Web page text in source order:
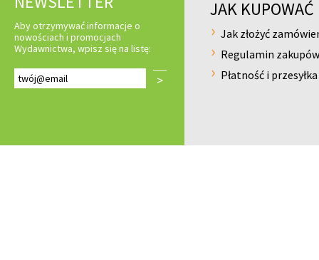
Aby otrzymywać informacje o
nowościach i promocjach
Wydawnictwa, wpisz się na listę:
>
JAK KUPOWAĆ
Jak złożyć
Regulamin zakupów
Płatność i przesyłka